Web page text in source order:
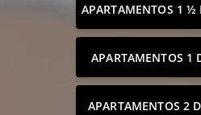
APARTAMENTOS 1 ½
APARTAMENTOS 1
APARTAMENTOS 2